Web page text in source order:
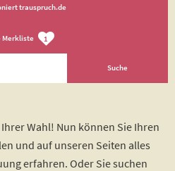
trauspruch.de
Merkliste 1
Wahl! Nun können Sie Ihren
und auf unseren Seiten alles
erfahren. Oder Sie suchen